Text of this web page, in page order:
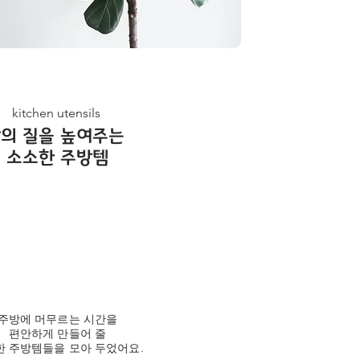
kitchen utensils
질을 높여주는
소소한 주방템
방에 머무르는 시간을
편안하게 만들어 줄
주방템들을 모아 두었어요.